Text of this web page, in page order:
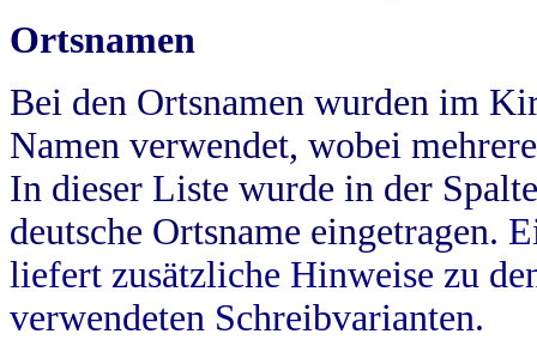
Ortsnamen
Bei den Ortsnamen wurden im
Namen verwendet, wobei
In dieser Liste wurde in der
deutsche Ortsname eingetragen.
liefert zusätzliche Hinweise zu
verwendeten Schreibvarianten.